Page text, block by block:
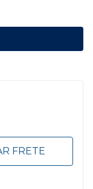
FRETE